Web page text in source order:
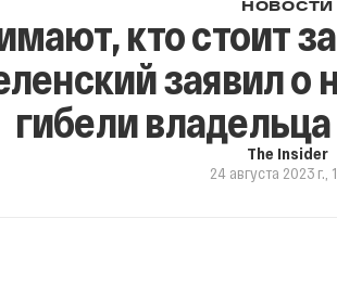
НОВОСТИ
кто стоит
заявил о
гибели
The Insider
24 августа 2023 г.,